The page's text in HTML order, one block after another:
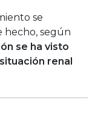
se
hecho, según
se ha visto
renal